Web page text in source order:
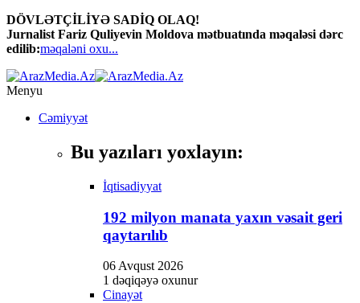
DÖVLƏTÇİLİYƏ SADİQ OLAQ!
Jurnalist Fariz Quliyevin Moldova mətbuatında məqaləsi dərc
edilib:məqaləni oxu...
Menyu
Cəmiyyət
Bu yazıları yoxlayın:
İqtisadiyyat
192 milyon manata yaxın vəsait geri
qaytarılıb
06 Avqust 2026
1 dəqiqəyə oxunur
Cinayət